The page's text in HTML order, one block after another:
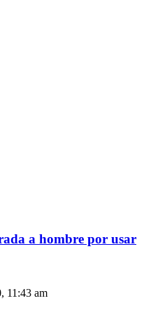
a hombre por usar
11:43 am